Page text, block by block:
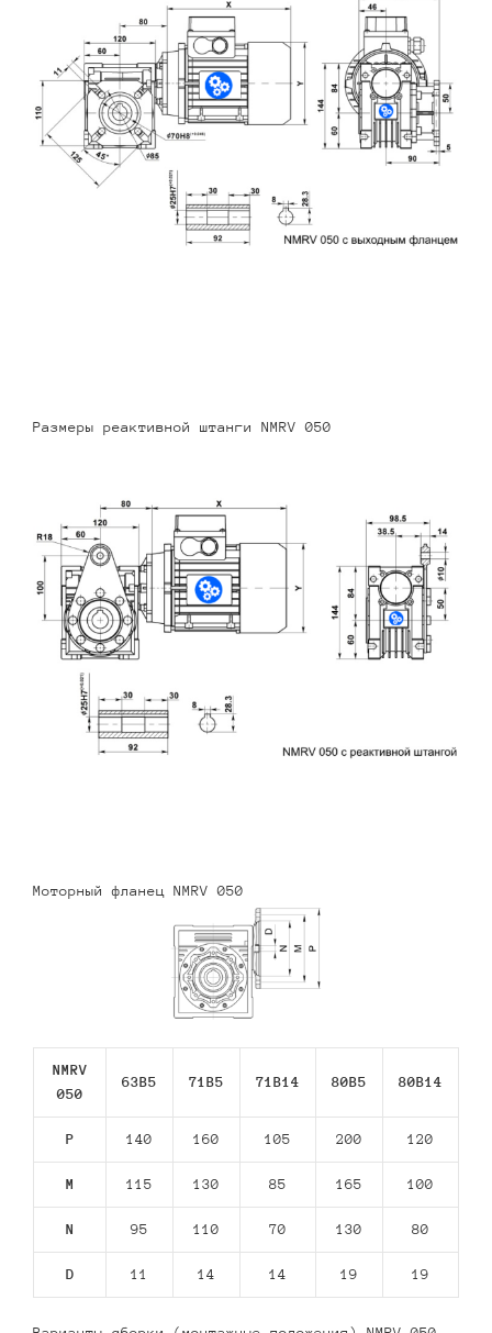
Размеры реактивной штанги NMRV 050
Моторный фланец NMRV 050
NMRV
050
63В5 71В5 71В14 80В5 80В14
P 140 160 105 200 120
M 115 130 85 165 100
N 95 110 70 130 80
D 11 14 14 19 19